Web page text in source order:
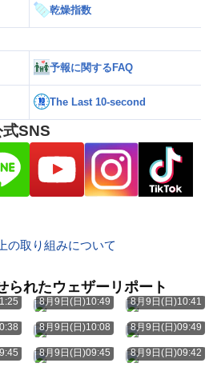
乾燥指数
予報に関するFAQ
The Last 10-second
SNS
の取り組みについて
られたウェザーリポート
8月9日(日)10:49 8月9日(日)10:41
8月9日(日)10:08 8月9日(日)09:49
8月9日(日)09:45 8月9日(日)09:42